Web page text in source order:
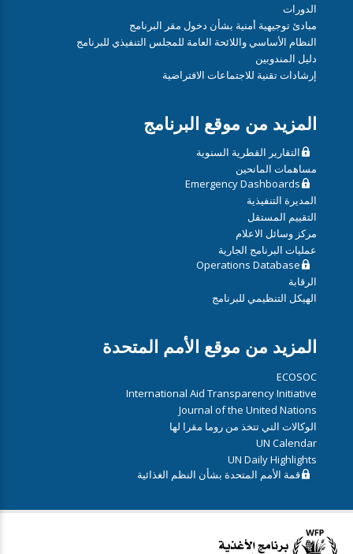
الدورات
مبادئ توجيهية أمنية بشأن دخول مقر البرنامج
النظام الأساسي واللائحة العامة للمجلس التنفيذي للبرنامج
دليل المندوبين
إرشادات تقنية للاجتماعات الافتراضية
المزيد من موقع البرنامج
التقارير القطرية السنوية
مساهمات المانحين
Emergency Dashboards
المديرة التنفيذية
التقييم المستقل
مركز وسائل الاعلام
عمليات البرنامج الجارية
Operations Database
الرقابة
الهيكل التنظيمي للبرنامج
المزيد من موقع الأمم المتحدة
ECOSOC
International Aid Transparency Initiative
Journal of the United Nations
الوكالات التي تتخذ من روما مقرا لها
UN Calendar
UN Daily Highlights
قمة الأمم المتحدة بشأن النظم الغذائية